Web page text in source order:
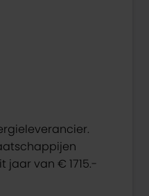
jaar van € 1715.-